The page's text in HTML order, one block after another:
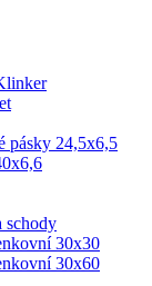
pásky 24,5x6,5
schody
30x30
30x60